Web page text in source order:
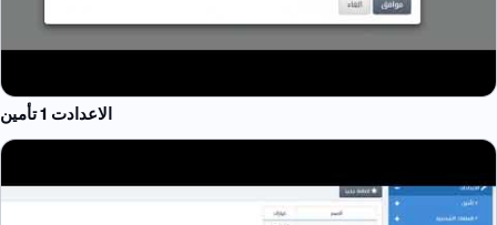
الاعدادت 1 تأمين